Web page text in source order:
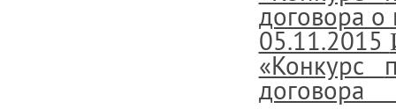
договора о
05.11.2015
«Конкурс